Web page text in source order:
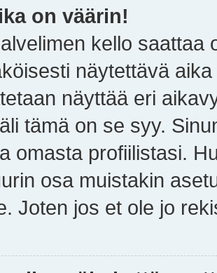
on väärin!
kello saattaa
näytettävä
näyttää eri
tämä on se syy.
omasta profiilistasi.
osa muistakin
Joten jos et ole jo